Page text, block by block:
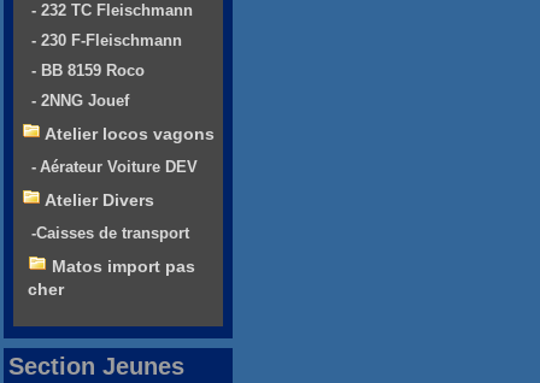
- 232 TC Fleischmann
- 230 F-Fleischmann
- BB 8159 Roco
- 2NNG Jouef
Atelier locos vagons
- Aérateur Voiture DEV
Atelier Divers
-Caisses de transport
Matos import pas
cher
Section Jeunes